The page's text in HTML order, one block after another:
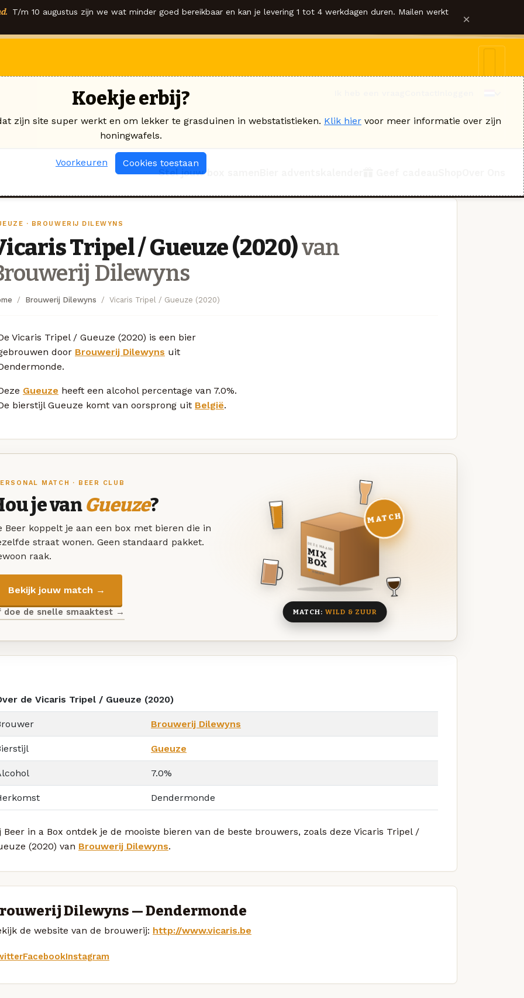
T/m 10 augustus zijn we wat minder goed bereikbaar en kan je levering 1 tot 4 werkdagen duren. Mailen werkt ×
Stel jouw box samen
· BROUWERIJ DILEWYNS
Tripel / Gueuze (2020)van
Dilewyns
Brouwerij Dilewyns Vicaris Tripel / Gueuze (2020)
Vicaris Tripel / Gueuze (2020) is een bier
door Brouwerij Dilewyns uit
Gueuze heeft een alcohol percentage van 7.0%.
bierstijl Gueuze komt van oorsprong uit België.
MATCH · BEER CLUB
je vanGueuze?
Beer koppelt je aan een box met bieren die in
straat wonen. Geen standaard pakket.
raak.
Bekijk jouw match →
doe de snelle smaaktest →
DEZE MAAND
MIX
BOX
8 BIEREN
MATCH
MATCH: WILD & ZUUR
de Vicaris Tripel / Gueuze (2020)
Brouwerij Dilewyns
Gueuze
7.0%
Dendermonde
Beer in a Box ontdek je de mooiste bieren van de beste brouwers, zoals deze Vicaris Tripel /
(2020) van Brouwerij Dilewyns.
Dilewyns — Dendermonde
de website van de brouwerij: http://www.vicaris.be
FacebookInstagram
Koekje erbij?
zijn site super werkt en om lekker te grasduinen in webstatistieken. Klik hier voor meer informatie over zijn
honingwafels.
Voorkeuren Cookies toestaan